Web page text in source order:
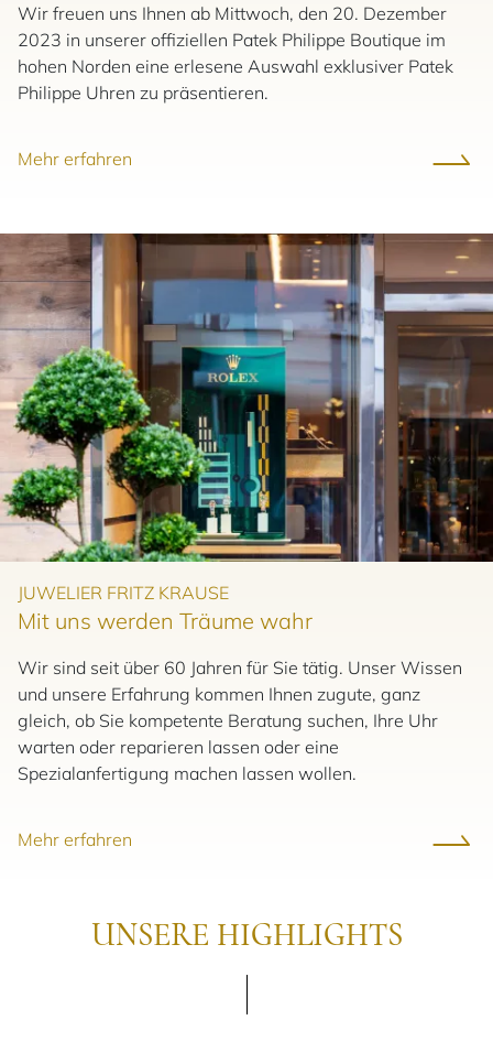
Wir freuen uns Ihnen ab Mittwoch, den 20. Dezember
2023 in unserer offiziellen Patek Philippe Boutique im
hohen Norden eine erlesene Auswahl exklusiver Patek
Philippe Uhren zu präsentieren.
Mehr erfahren
JUWELIER FRITZ KRAUSE
Mit uns werden Träume wahr
Wir sind seit über 60 Jahren für Sie tätig. Unser Wissen
und unsere Erfahrung kommen Ihnen zugute, ganz
gleich, ob Sie kompetente Beratung suchen, Ihre Uhr
warten oder reparieren lassen oder eine
Spezialanfertigung machen lassen wollen.
Mehr erfahren
UNSERE HIGHLIGHTS